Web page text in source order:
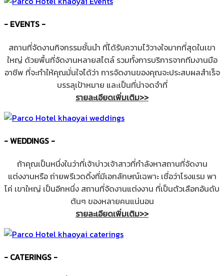
- EVENTS -
สถานที่จัดงานกิจกรรมชั้นนำ ที่ได้รับความไว้วางใจมากที่สุดในเขา
ใหญ่ ด้วยพื้นที่จัดงานหลายสไตล์ รวมทั้งการบริการจากทีมงานมือ
อาชีพ ที่จะทำให้คุณมั่นใจได้ว่า การจัดงานของคุณจะประสบผลสำเร็จ
บรรลุเป้าหมาย และเป็นที่น่าจดจำที่
รายละเอียดเพิ่มเติม>>
- WEDDINGS -
ถ้าคุณเป็นหนึ่งในว่าที่เจ้าบ่าวเจ้าสาวที่กำลังหาสถานที่จัดงาน
แต่งงานหรือ ถ่ายพรีเวดดิ้งที่มีเอกลักษณ์เฉพาะ เชื่อว่าโรงแรม พา
โค่ เขาใหญ่ เป็นอีกหนึ่ง สถานที่จัดงานแต่งงาน ที่เป็นตัวเลือกอันดับ
ต้นๆ ของหลายคนแน่นอน
รายละเอียดเพิ่มเติม>>
- CATERINGS -